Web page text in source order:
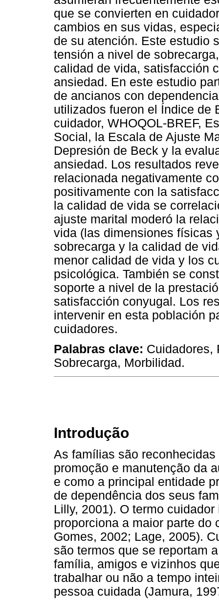
que se convierten en
cambios en sus vidas,
de su atención. Este estudio
tensión a nivel de
calidad de vida, satisfacción
ansiedad. En este estudio
de ancianos con
utilizados fueron el Índice de
cuidador, WHOQOL-BREF,
Social, la Escala de Ajuste
Depresión de Beck y la
ansiedad. Los resultados
relacionada negativamente
positivamente con la
la calidad de vida se
ajuste marital moderó la
vida (las dimensiones físicas
sobrecarga y la calidad de
menor calidad de vida y los
psicológica. También se
soporte a nivel de la
satisfacción conyugal. Los
intervenir en esta población
cuidadores.
Palabras clave: Cuidadores,
Sobrecarga, Morbilidad.
Introdução
As famílias são
promoção e manutenção da
e como a principal entidade
de dependência dos seus
Lilly, 2001). O termo
proporciona a maior parte do
Gomes, 2002; Lage, 2005).
são termos que se reportam
família, amigos e vizinhos
trabalhar ou não a tempo
pessoa cuidada (Jamura,